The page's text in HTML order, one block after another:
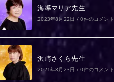
海導マリア先生
2023年8月22日 / 0件のコメント
沢崎さくら先生
2021年8月23日 / 0件のコメント